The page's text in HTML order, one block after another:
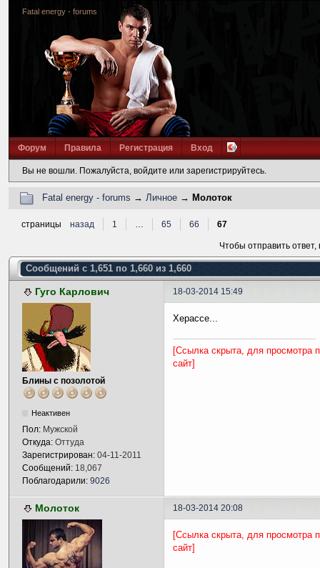
Fatal energy - forums
Форум Правила Регистрация Вход
Вы не вошли. Пожалуйста, войдите или зарегистрируйтесь.
Fatal energy - forums → Личное → Молоток
страницы назад 1 … 65 66 67
Чтобы отправить
Сообщений с 1,651 по 1,660 из 1,660
Гуго Карлович 18-03-2014 15:49
Блины с позолотой
Неактивен
Пол: Мужской
Откуда: Оттуда
Зарегистрирован: 04-11-2011
Сообщений: 18,067
Поблагодарили: 9026
Херассе...
[Ссылка скрыта, для просмотра
сайт]
Молоток 18-03-2014 20:08
[Ссылка скрыта, для просмотра
сайт]